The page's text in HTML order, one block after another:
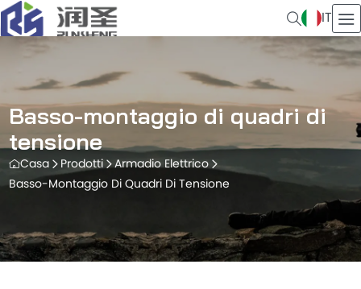
IT
Basso-montaggio di quadri di
tensione
Casa Prodotti Armadio Elettrico
Basso-Montaggio Di Quadri Di Tensione